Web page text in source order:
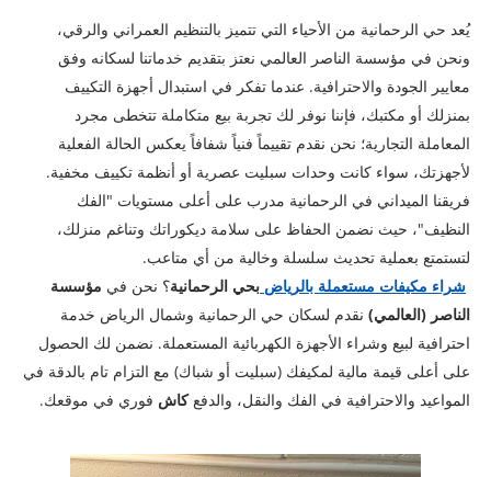
يُعد حي الرحمانية من الأحياء التي تتميز بالتنظيم العمراني والرقي،
ونحن في مؤسسة الناصر العالمي نعتز بتقديم خدماتنا لسكانه وفق
معايير الجودة والاحترافية. عندما تفكر في استبدال أجهزة التكييف
بمنزلك أو مكتبك، فإننا نوفر لك تجربة بيع متكاملة تتخطى مجرد
المعاملة التجارية؛ نحن نقدم تقييماً فنياً شفافاً يعكس الحالة الفعلية
لأجهزتك، سواء كانت وحدات سبليت عصرية أو أنظمة تكييف مخفية.
فريقنا الميداني في الرحمانية مدرب على أعلى مستويات "الفك
النظيف"، حيث نضمن الحفاظ على سلامة ديكوراتك وتناغم منزلك،
لتستمتع بعملية تحديث سلسلة وخالية من أي متاعب.
شراء مكيفات مستعملة بالرياض بحي الرحمانية؟ نحن في مؤسسة
الناصر (العالمي)نقدم لسكان حي الرحمانية وشمال الرياض خدمة
احترافية لبيع وشراء الأجهزة الكهربائية المستعملة. نضمن لك الحصول
على أعلى قيمة مالية لمكيفك (سبليت أو شباك) مع التزام تام بالدقة في
المواعيد والاحترافية في الفك والنقل، والدفعكاش فوري في موقعك.